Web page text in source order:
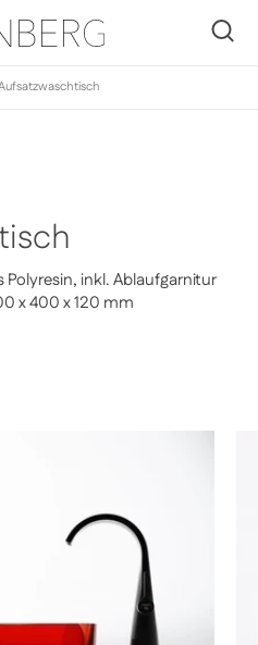
inkl. Ablaufgarnitur
x 400 x 120 mm